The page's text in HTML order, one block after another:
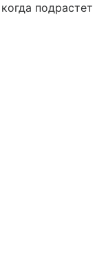
подрастет